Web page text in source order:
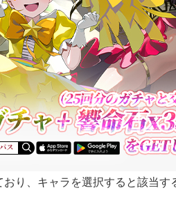
り、キャラを選択すると該当